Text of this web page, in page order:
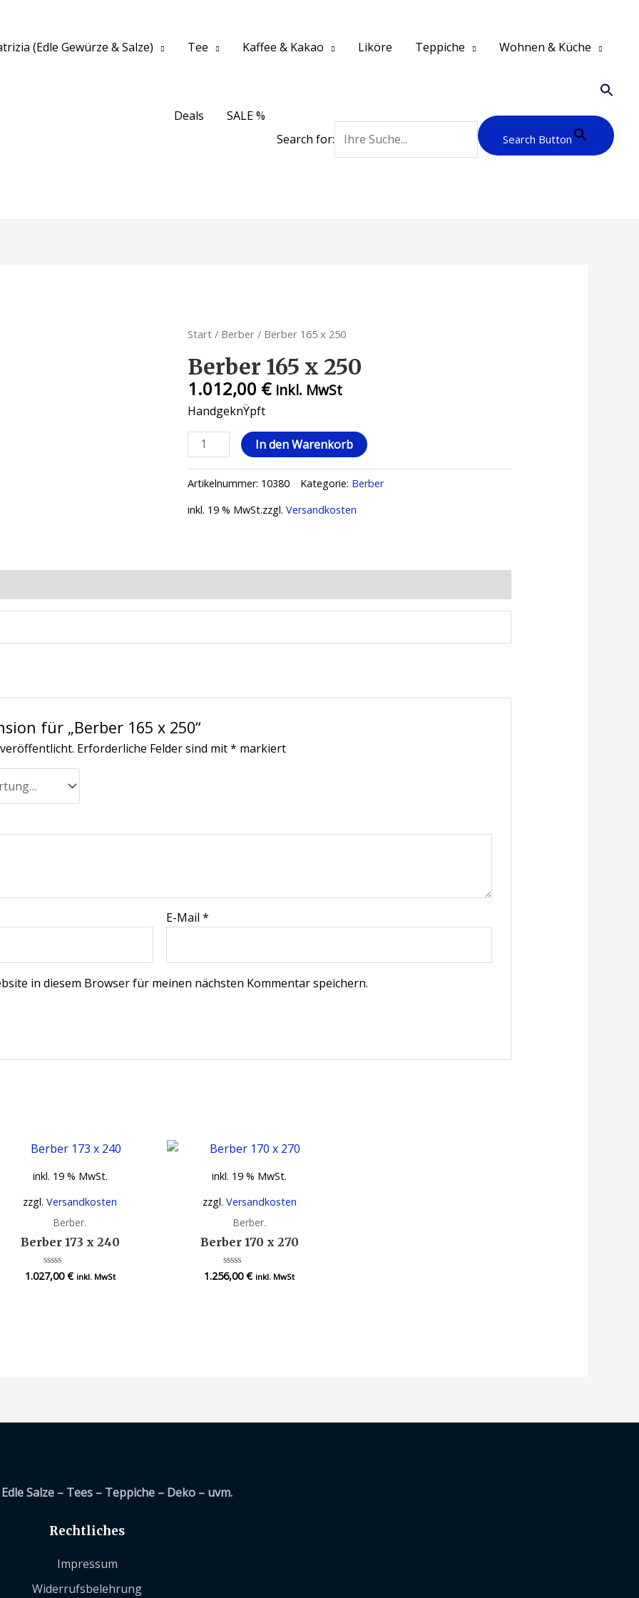
(Edle Gewürze & Salze) Tee Kaffee & Kakao Liköre Teppiche Wohnen & Küche
Deals
SALE %
Search for:
Search Button
Start / Berber / Berber 165 x 250
Berber 165 x 250
1.012,00 € inkl. MwSt
HandgeknŸpft
Berber
165
x
250
Menge
In den Warenkorb
Artikelnummer: 10380 Kategorie: Berber
inkl. 19 % MwSt.zzgl.Versandkosten
für „Berber 165 x 250“
Erforderliche Felder sind mit* markiert
E-Mail*
in diesem Browser für meinen nächsten Kommentar speichern.
inkl. 19 % MwSt.
zzgl.Versandkosten
Berber.
Berber 173 x 240
Bewertet
mit
1.027,00€ inkl. MwSt
inkl. 19 % MwSt.
zzgl. Versandkosten
Berber.
Berber 170 x 270
Bewertet
mit
1.256,00€ inkl. MwSt
Salze – Tees – Teppiche – Deko – uvm.
Rechtliches
Impressum
Widerrufsbelehrung